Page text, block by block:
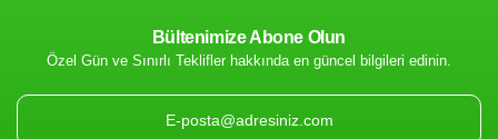
Bültenimize Abone Olun
Özel Gün ve Sınırlı Teklifler hakkında en güncel bilgileri edinin.